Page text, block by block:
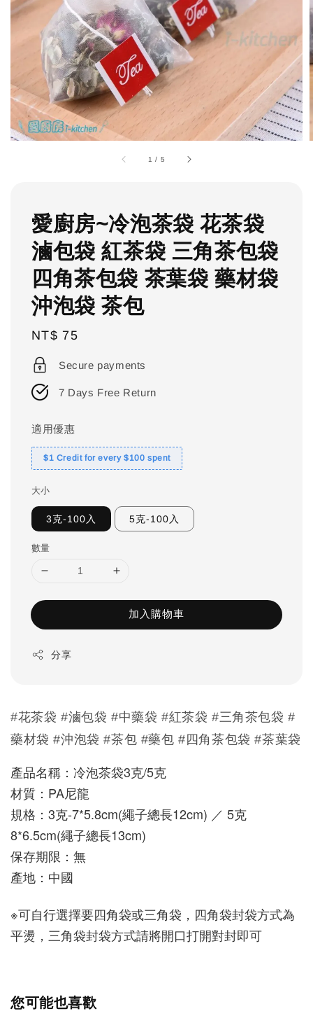
1 / 5
愛廚房~冷泡茶袋 花茶袋
滷包袋 紅茶袋 三角茶包袋
四角茶包袋 茶葉袋 藥材袋
沖泡袋 茶包
Regular
price
NT$ 75
Secure payments
7 Days Free Return
適用優惠
$1 Credit for every $100 spent
大小
3克-100入 5克-100入
數量
加入購物車
分享
#花茶袋 #滷包袋 #中藥袋 #紅茶袋 #三角茶包袋 #
藥材袋 #沖泡袋 #茶包 #藥包 #四角茶包袋 #茶葉袋
產品名稱：冷泡茶袋3克/5克
材質：PA尼龍
規格：3克-7*5.8cm(繩子總長12cm) ／ 5克
8*6.5cm(繩子總長13cm)
保存期限：無
產地：中國
※可自行選擇要四角袋或三角袋，四角袋封袋方式為
平燙，三角袋封袋方式請將開口打開對封即可
您可能也喜歡